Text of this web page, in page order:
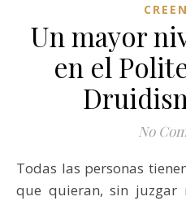
Un mayor
en el
No
Todas las personas tienen el derecho a creer en lo
que quieran, sin juzgar